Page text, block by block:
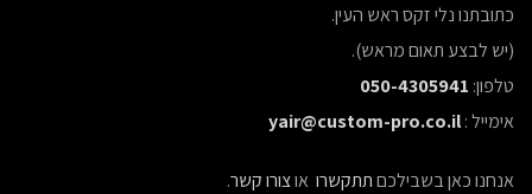
כתובתנו נלי זקס ראש העין.
(יש לבצע תאום מראש).
טלפון: 050-4305941
אימייל :yair@custom-pro.co.il
אנחנו כאן בשבילכםתתקשרו אוצורו קשר.